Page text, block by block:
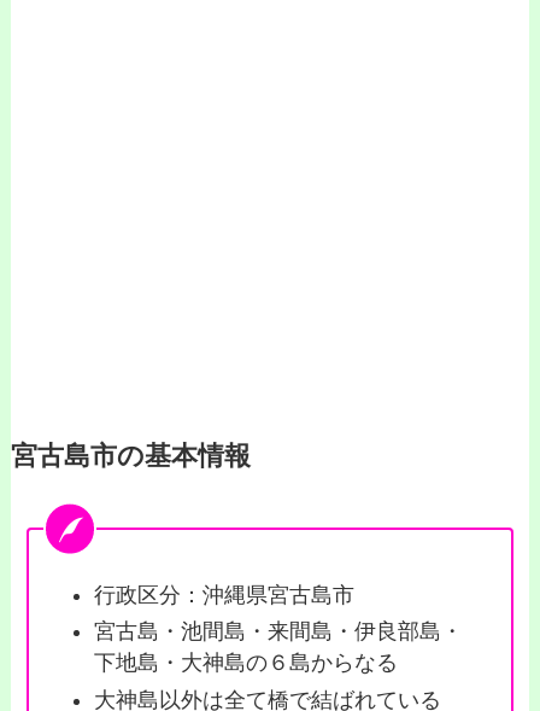
宮古島市の基本情報
行政区分：沖縄県宮古島市
宮古島・池間島・来間島・伊良部島・
下地島・大神島の６島からなる
大神島以外は全て橋で結ばれている